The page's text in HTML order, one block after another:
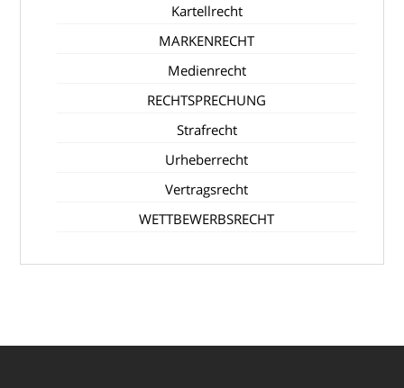
Kartellrecht
MARKENRECHT
Medienrecht
RECHTSPRECHUNG
Strafrecht
Urheberrecht
Vertragsrecht
WETTBEWERBSRECHT